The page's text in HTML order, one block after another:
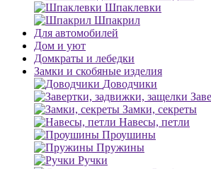
Шпаклевки
Шпакрил
Для автомобилей
Дом и уют
Домкраты и лебедки
Замки и скобяные изделия
Доводчики
Замки, секреты
Навесы, петли
Проушины
Пружины
Ручки